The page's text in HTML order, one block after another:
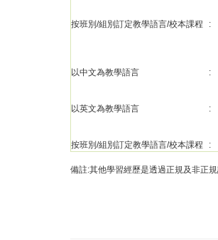
按班別/組別訂定教學語言/校本課程 :
以中文為教學語言 :
以英文為教學語言 :
按班別/組別訂定教學語言/校本課程 :
備註:其他學習經歷是透過正規及非正